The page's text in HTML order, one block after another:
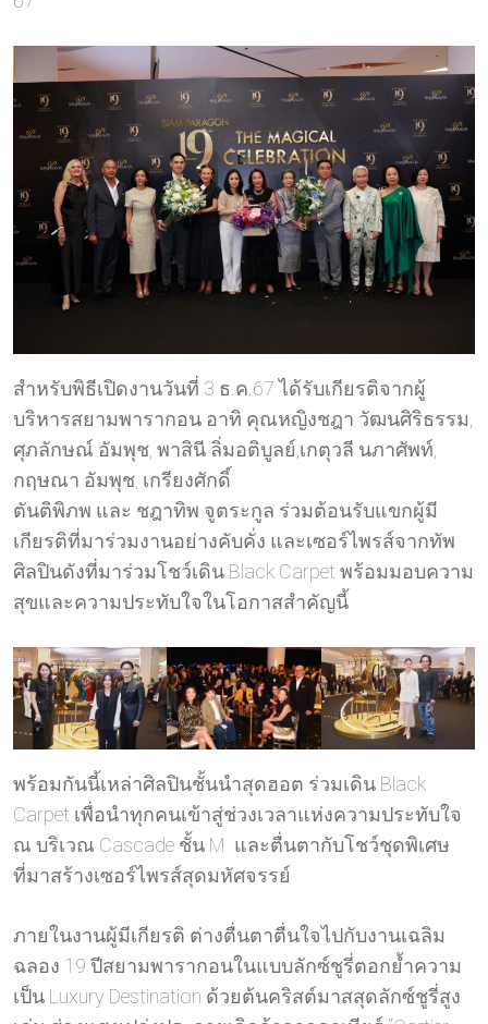
สำหรับพิธีเปิดงานวันที่ 3 ธ.ค.67 ได้รับเกียรติจากผู้
บริหารสยามพารากอน อาทิ คุณหญิงชฎา วัฒนศิริธรรม,
ศุภลักษณ์ อัมพุช, พาสินี ลิ่มอติบูลย์,เกตุวลี นภาศัพท์,
กฤษณา อัมพุช, เกรียงศักดิ์
ตันติพิภพ และ ชฎาทิพ จูตระกูล ร่วมต้อนรับแขกผู้มี
เกียรติที่มาร่วมงานอย่างคับคั่ง และเซอร์ไพรส์จากทัพ
ศิลปินดังที่มาร่วมโชว์เดิน Black Carpet พร้อมมอบความ
สุขและความประทับใจในโอกาสสำคัญนี้
พร้อมกันนี้เหล่าศิลปินชั้นนำสุดฮอต ร่วมเดิน Black
Carpet เพื่อนำทุกคนเข้าสู่ช่วงเวลาแห่งความประทับใจ
ณ บริเวณ Cascade ชั้น M และตื่นตากับโชว์ชุดพิเศษ
ที่มาสร้างเซอร์ไพรส์สุดมหัศจรรย์
ภายในงานผู้มีเกียรติ ต่างตื่นตาตื่นใจไปกับงานเฉลิม
ฉลอง 19 ปีสยามพารากอนในแบบลักซ์ชูรี่ตอกย้ำความ
เป็น Luxury Destination ด้วยต้นคริสต์มาสสุดลักซ์ชูรี่สูง